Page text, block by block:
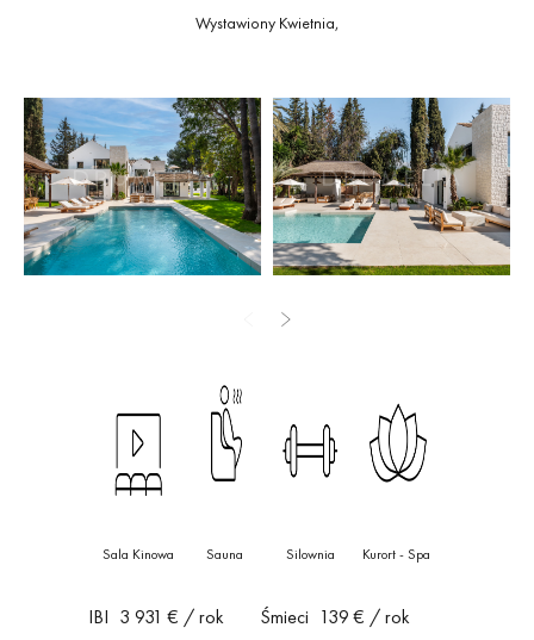
wypielęgnowanymi ogrodami i pięknym basenem. Willa posiada
rozrywkę i wypoczynek.
Wyróżniające się funkcje obejmują przestronny garaż
wyposażony w płytę do obracania samochodu, luksusową strefę
spa z sauną i łaźnią parową, najnowocześniejszą siłownię
wewnętrzną i kino domowe – wszystkie z bezpośrednim
dostępem do wspaniałego ogrodu.
W stanie znajdują się również tradycyjne elementy, w tym urocze
na pole golfowe oraz trzy oddzielne sale telewizyjne z różnymi
opcjami rozrywki.
Ukończenie willi zaplanowano na lato 2024 roku.
Wystawiony Kwietnia,
Sala Kinowa Sauna Silownia Kurort - Spa
IBI 3 931 € / rok Śmieci 139 € / rok